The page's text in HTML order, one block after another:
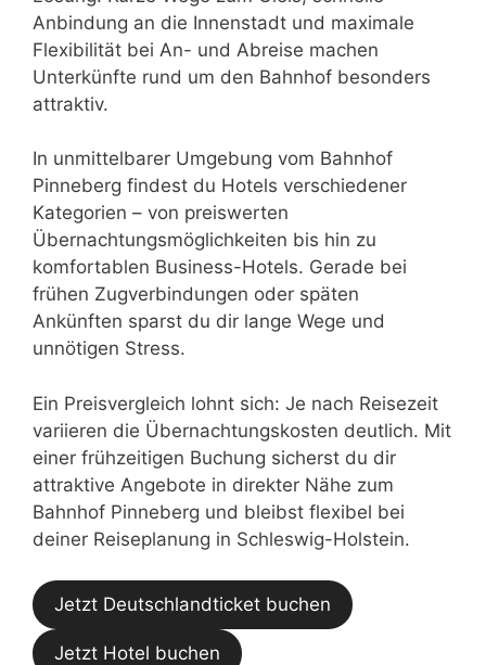
Anbindung an die Innenstadt und maximale
Flexibilität bei An- und Abreise machen
Unterkünfte rund um den Bahnhof besonders
attraktiv.
In unmittelbarer Umgebung vom Bahnhof
Pinneberg findest du Hotels verschiedener
Kategorien – von preiswerten
Übernachtungsmöglichkeiten bis hin zu
komfortablen Business-Hotels. Gerade bei
frühen Zugverbindungen oder späten
Ankünften sparst du dir lange Wege und
unnötigen Stress.
Ein Preisvergleich lohnt sich: Je nach Reisezeit
variieren die Übernachtungskosten deutlich. Mit
einer frühzeitigen Buchung sicherst du dir
attraktive Angebote in direkter Nähe zum
Bahnhof Pinneberg und bleibst flexibel bei
deiner Reiseplanung in Schleswig-Holstein.
Jetzt Deutschlandticket buchen
Jetzt Hotel buchen